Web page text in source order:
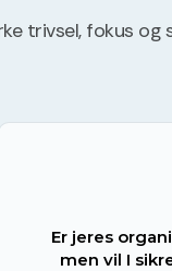
trivsel, fokus og
Er jeres
men vil I sikr